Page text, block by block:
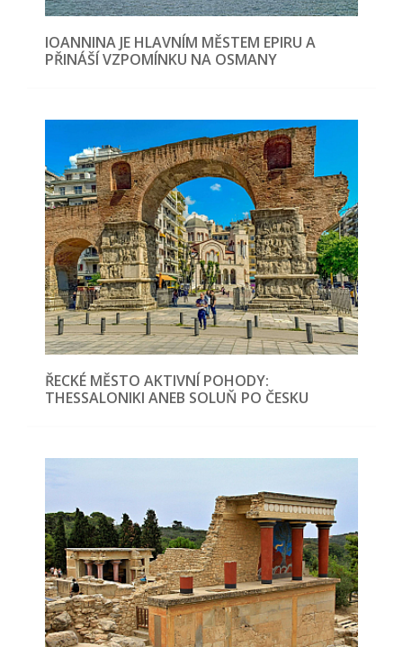
IOANNINA JE HLAVNÍM MĚSTEM EPIRU A
PŘINÁŠÍ VZPOMÍNKU NA OSMANY
ŘECKÉ MĚSTO AKTIVNÍ POHODY:
THESSALONIKI ANEB SOLUŇ PO ČESKU